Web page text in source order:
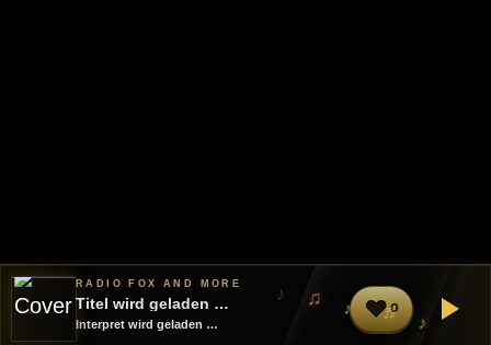
RADIO FOX AND MORE
Titel wird geladen …
Interpret wird geladen …
♪ ♫ ♪ ♬
♪
♥0